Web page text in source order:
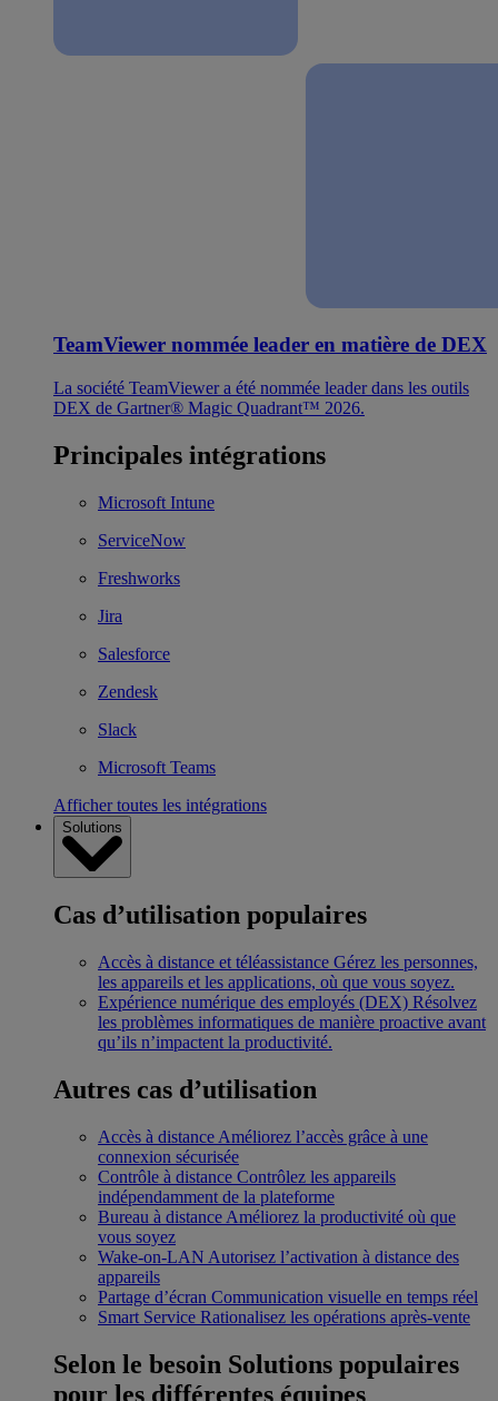
TeamViewer nommée leader en matière de DEX
La société TeamViewer a été nommée leader dans les outils
DEX de Gartner® Magic Quadrant™ 2026.
Principales intégrations
Microsoft Intune
ServiceNow
Freshworks
Jira
Salesforce
Zendesk
Slack
Microsoft Teams
Afficher toutes les intégrations
Solutions
Cas d’utilisation populaires
Accès à distance et téléassistance Gérez les personnes,
les appareils et les applications, où que vous soyez.
Expérience numérique des employés (DEX) Résolvez
les problèmes informatiques de manière proactive avant
qu’ils n’impactent la productivité.
Autres cas d’utilisation
Accès à distance Améliorez l’accès grâce à une
connexion sécurisée
Contrôle à distance Contrôlez les appareils
indépendamment de la plateforme
Bureau à distance Améliorez la productivité où que
vous soyez
Wake-on-LAN Autorisez l’activation à distance des
appareils
Partage d’écran Communication visuelle en temps réel
Smart Service Rationalisez les opérations après-vente
Selon le besoin Solutions populaires
pour les différentes équipes